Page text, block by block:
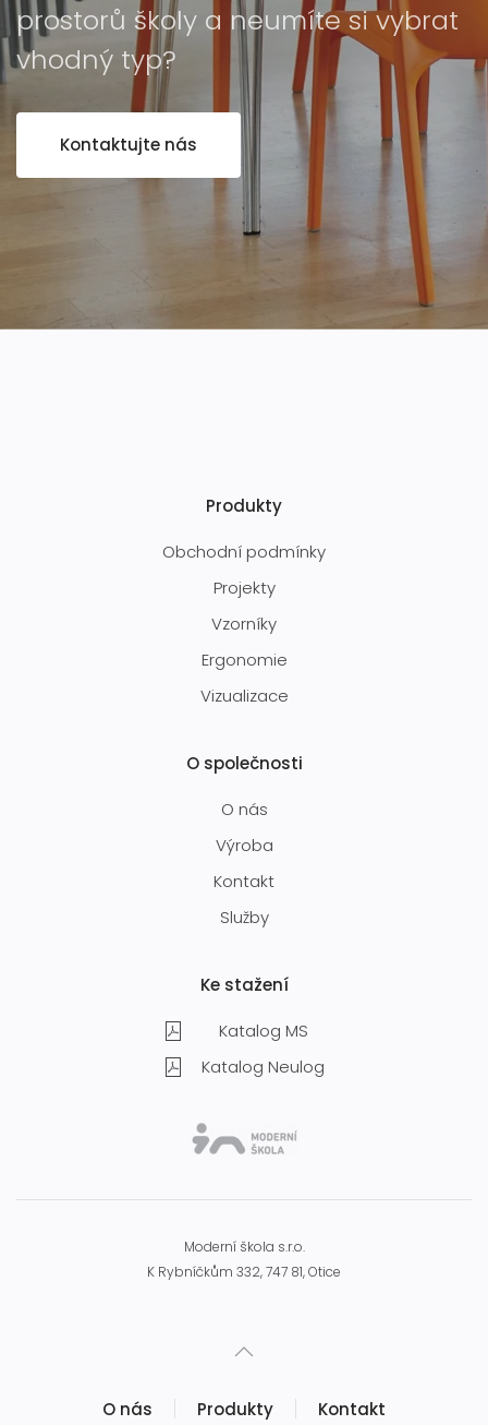
prostorů školy a neumíte si vybrat
vhodný typ?
Kontaktujte nás
Produkty
Obchodní podmínky
Projekty
Vzorníky
Ergonomie
Vizualizace
O společnosti
O nás
Výroba
Kontakt
Služby
Ke stažení
Katalog MS
Katalog Neulog
Moderní škola s.r.o.
K Rybníčkům 332, 747 81, Otice
O nás Produkty Kontakt